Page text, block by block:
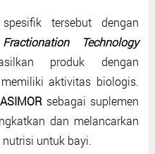
tersebut dengan
Technology
produk dengan
aktivitas biologis.
sebagai suplemen
dan melancarkan
untuk bayi.